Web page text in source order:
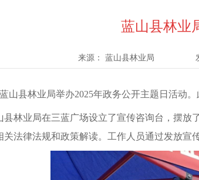
蓝山县林业
来源： 蓝山县林业局
山县林业局举办2025年政务公开主题日活动
县林业局在三蓝广场设立了宣传咨询台，摆
关法律法规和政策解读。工作人员通过发放宣